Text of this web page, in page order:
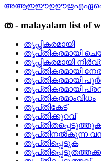
അആഇഈഉഊഋഎഏ
ത- malayalam list of
തൃപ്തികരമായി
തൃപ്‌തികരമായി
തൃപ്തികരമായി
തൃപ്‌തികരമായി
തൃപ്‌തികരമായി
തൃപ്‌തികരമായി
തൃപ്‌തികരമാംവിധം
തൃപ്‌തികേട്
തൃപ്‌തിക്കുറവ്
തൃപ്‌തിനല്‍കുന്ന
തൃപ്‌തിപ്പെടുക
തൃപ്‌തിപ്പെടുതത്തക്ക